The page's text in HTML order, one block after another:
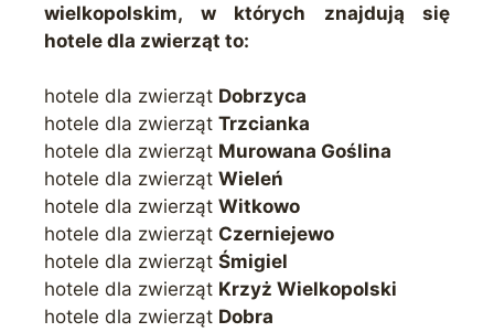
wielkopolskim, w których znajdują się
hotele dla zwierząt to:
hotele dla zwierząt Dobrzyca
hotele dla zwierząt Trzcianka
hotele dla zwierząt Murowana Goślina
hotele dla zwierząt Wieleń
hotele dla zwierząt Witkowo
hotele dla zwierząt Czerniejewo
hotele dla zwierząt Śmigiel
hotele dla zwierząt Krzyż Wielkopolski
hotele dla zwierząt Dobra